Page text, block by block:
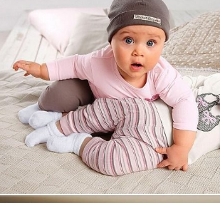
Увеличили выручку
магазину topdatop.ru
Смотреть проект